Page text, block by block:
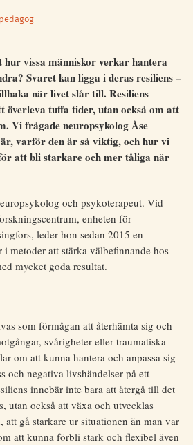
vissa människor verkar hantera
Svaret kan ligga i deras resiliens –
när livet slår till. Resiliens
överleva tuffa tider, utan också om att
Vi frågade neuropsykolog Åse
varför den är så viktig, och hur vi
att bli starkare och mer tåliga när
och psykoterapeut. Vid
enheten för
leder hon sedan 2015 en
metoder att stärka välbefinnande hos
mycket goda resultat.
som förmågan att återhämta sig och
svårigheter eller traumatiska
om att kunna hantera och anpassa sig
och negativa livshändelser på ett
innebär inte bara att återgå till det
utan också att växa och utvecklas
att gå starkare ur situationen än man var
att kunna förbli stark och flexibel även